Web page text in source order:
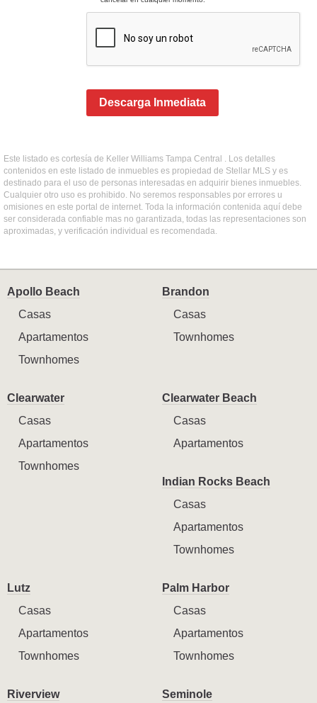
Descarga Inmediata
Este listado es cortesía de Keller Williams Tampa Central . Los detalles
contenidos en este listado de inmuebles es propiedad de Stellar MLS y es
destinado para el uso de personas interesadas en adquirir bienes inmuebles.
Cualquier otro uso es prohibido. No seremos responsables por errores u
omisiones en este portal de internet. Toda la información contenida aquí debe
ser considerada confiable mas no garantizada, todas las representaciones son
aproximadas, y verificación individual es recomendada.
Apollo Beach
Casas
Apartamentos
Townhomes
Brandon
Casas
Townhomes
Clearwater
Casas
Apartamentos
Townhomes
Clearwater Beach
Casas
Apartamentos
Indian Rocks Beach
Casas
Apartamentos
Townhomes
Lutz
Casas
Apartamentos
Townhomes
Palm Harbor
Casas
Apartamentos
Townhomes
Riverview
Seminole